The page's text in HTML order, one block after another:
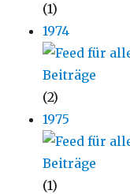
(1)
1974
(2)
1975
(1)